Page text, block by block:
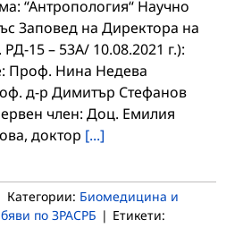
“Антропология“ Научно
Заповед на Директора на
15 – 53А/ 10.08.2021 г.):
Проф. Нина Недева
д-р Димитър Стефанов
член: Доц. Емилия
доктор [...]
Категории: Биомедицина и
по ЗРАСРБ | Етикети: